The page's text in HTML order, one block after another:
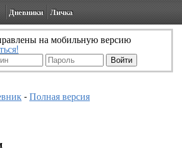
Дневники Личка
на мобильную версию
-Полная версия